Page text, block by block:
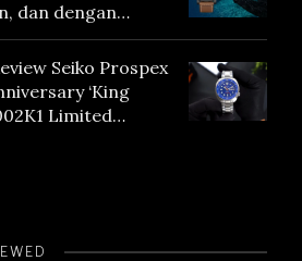
dan dengan
Seiko Prospex
‘King
Limited